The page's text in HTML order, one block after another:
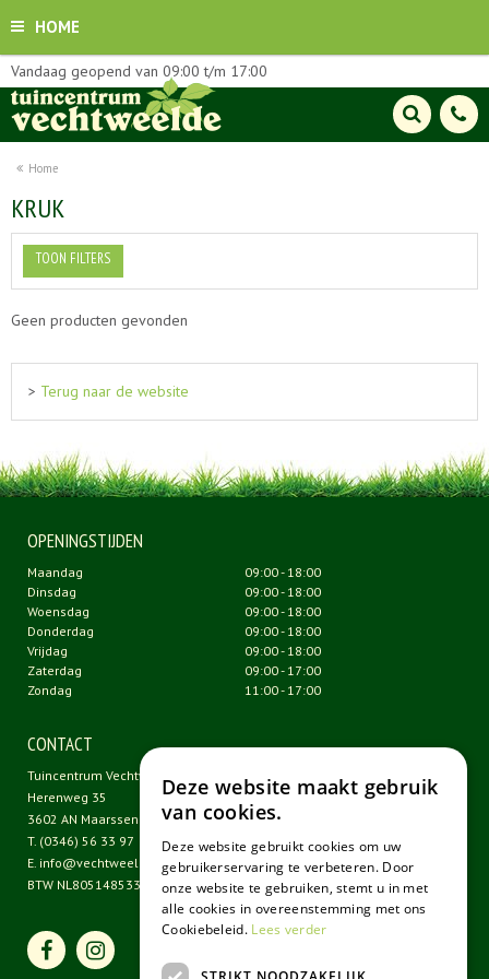
HOME
Home
Vandaag geopend van 09:00 t/m 17:00
KRUK
TOON FILTERS
Geen producten gevonden
> Terug naar de website
OPENINGSTIJDEN
Maandag
09:00 - 18:00
Dinsdag
09:00 - 18:00
Woensdag
09:00 - 18:00
Donderdag
09:00 - 18:00
Vrijdag
09:00 - 18:00
Zaterdag
09:00 - 17:00
Zondag
11:00 - 17:00
CONTACT
Tuincentrum Vechtweelde
Herenweg 35
3602 AN Maarssen
T. (0346) 56 33 97
E. info@vechtweelde.nl
BTW NL805148533B01
Deze website maakt gebruik
van cookies.
Deze website gebruikt cookies om uw
gebruikerservaring te verbeteren. Door
onze website te gebruiken, stemt u in met
alle cookies in overeenstemming met ons
Cookiebeleid. Lees verder